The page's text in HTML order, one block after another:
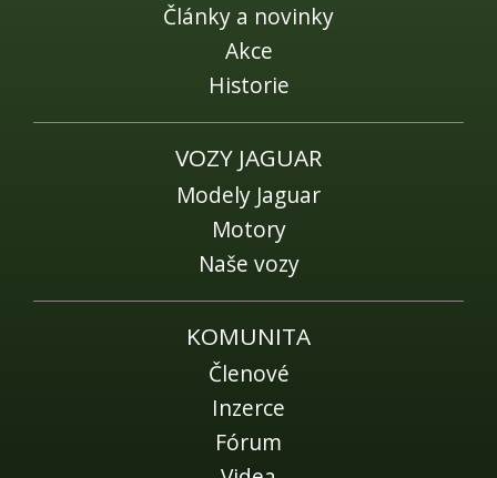
Články a novinky
Akce
Historie
VOZY JAGUAR
Modely Jaguar
Motory
Naše vozy
KOMUNITA
Členové
Inzerce
Fórum